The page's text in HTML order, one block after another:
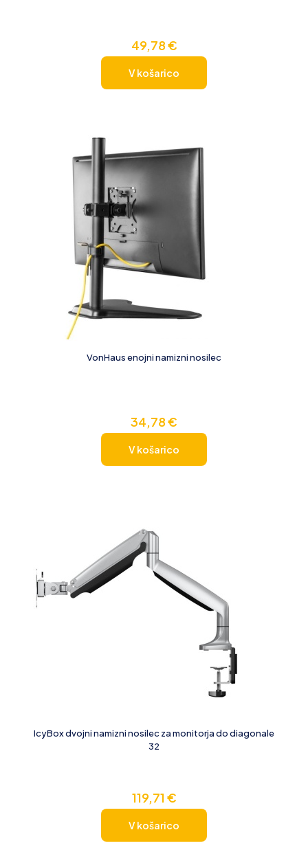
49,78€
V košarico
VonHaus enojni namizni nosilec
34,78€
V košarico
IcyBox dvojni namizni nosilec za monitorja do diagonale
32
119,71€
V košarico